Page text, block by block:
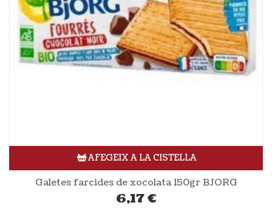
AFEGEIX A LA CISTELLA
Galetes farcides de xocolata 150gr BJORG
6,17€